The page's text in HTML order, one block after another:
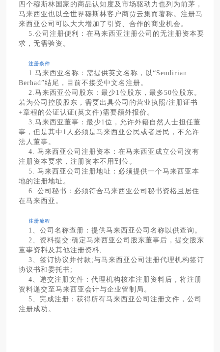
四个穆斯林国家的商品认知度及市场驱动力也列为前茅，
马来西亚也以全世界穆斯林客户商贾云集而著称。注册马
来西亚公司可以大大增加了引资、合作的商业机会。
5.公司注册便利：在马来西亚注册公司的无注册资本要
求，无需验资。
注册条件
1.马来西亚名称：需提供英文名称，以“Sendirian
Berhad”结尾，目前不接受中文名注册。
2.马来西亚公司股东：最少1位股东，最多50位股东。
若为公司控股股东，需要出具公司的营业执照/注册证书
+章程的公证认证(英文件)需要额外报价。
3.马来西亚董事：最少1位，允许外籍自然人士担任董
事，但是其中1人必须是马来西亚公民或者居民，不允许
法人董事。
4. 马来西亚公司注册资本：在马来西亚成立公司沒有
注册资本要求，注册资本不用到位。
5. 马来西亚公司注册地址：必须提供一个马来西亚本
地的注册地址。
6. 公司秘书：必须符合马来西亚公司秘书资格且居住
在马来西亚。
注册流程
1、公司名称查册：提供马来西亚公司名称以供查询。
2、资料提交:确定马来西亚公司股东董事后，提交股东
董事资料及其他注册资料;
3、签订协议并付款;与马来西亚公司注册代理机构签订
协议书和委托书;
4、递交注册文件：代理机构核准注册资料后，将注册
资料递交至马来西亚会计与企业管制局。
5、完成注册：获得所有马来西亚公司注册文件，公司
注册成功。